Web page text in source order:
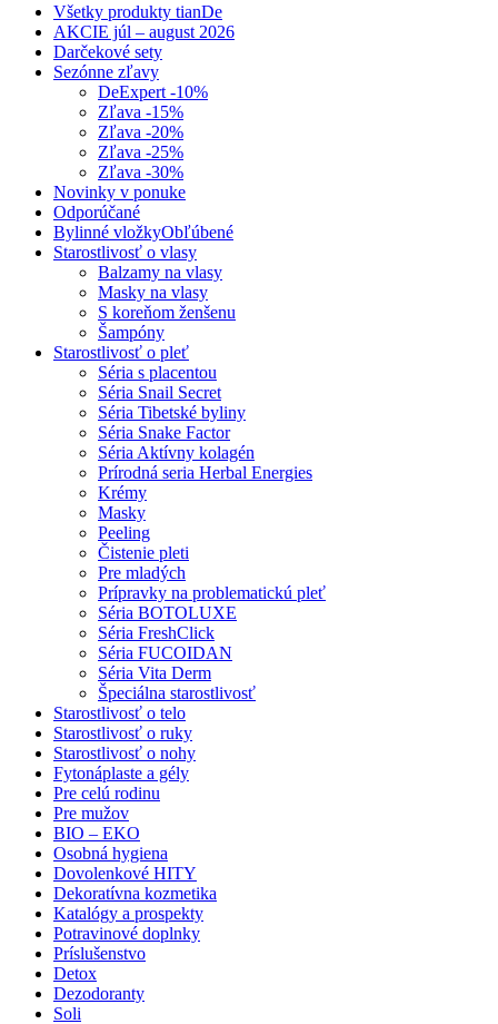
Všetky produkty tianDe
AKCIE júl – august 2026
Darčekové sety
Sezónne zľavy
DeExpert -10%
Zľava -15%
Zľava -20%
Zľava -25%
Zľava -30%
Novinky v ponuke
Odporúčané
Bylinné vložkyObľúbené
Starostlivosť o vlasy
Balzamy na vlasy
Masky na vlasy
S koreňom ženšenu
Šampóny
Starostlivosť o pleť
Séria s placentou
Séria Snail Secret
Séria Tibetské byliny
Séria Snake Factor
Séria Aktívny kolagén
Prírodná seria Herbal Energies
Krémy
Masky
Peeling
Čistenie pleti
Pre mladých
Prípravky na problematickú pleť
Séria BOTOLUXE
Séria FreshClick
Séria FUCOIDAN
Séria Vita Derm
Špeciálna starostlivosť
Starostlivosť o telo
Starostlivosť o ruky
Starostlivosť o nohy
Fytonáplaste a gély
Pre celú rodinu
Pre mužov
BIO – EKO
Osobná hygiena
Dovolenkové HITY
Dekoratívna kozmetika
Katalógy a prospekty
Potravinové doplnky
Príslušenstvo
Detox
Dezodoranty
Soli